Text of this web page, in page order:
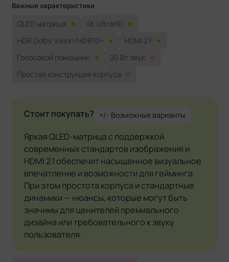
Важные характеристики
QLED матрица + 4K UltraHD +
HDR Dolby Vision/HDR10+
+ HDMI 2.1
+
Голосовой помощник + 20 Вт звук -
Простая конструкция корпуса
-
Стоит покупать? +/- Возможные варианты
Яркая QLED-матрица с поддержкой
современных стандартов изображения и
HDMI 2.1 обеспечит насыщенное визуальное
впечатление и возможности для гейминга.
При этом простота корпуса и стандартные
динамики — нюансы, которые могут быть
значимы для ценителей премиального
дизайна или требовательного к звуку
пользователя.